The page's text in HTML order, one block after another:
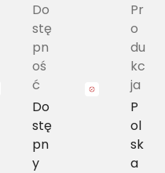
Do
stę
pn
oś
ć
Do
stę
pn
y
Pr
o
du
kc
ja
P
ol
sk
a